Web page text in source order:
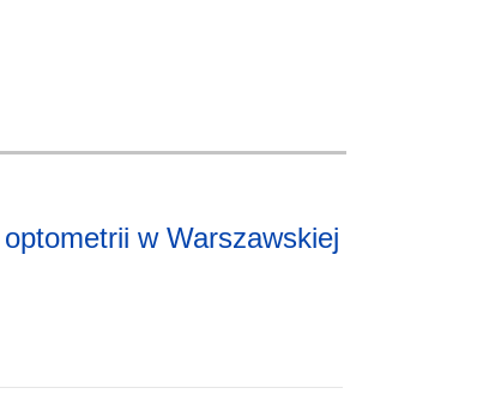
w Warszawskiej